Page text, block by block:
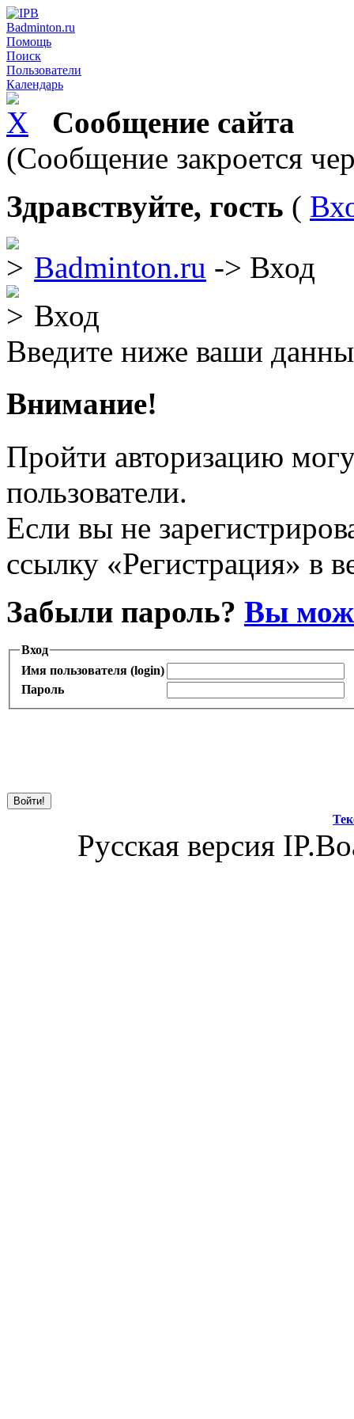
Badminton.ru
Помощь
Поиск
Пользователи
Календарь
Сообщение сайта
(Сообщение закроется
Здравствуйте, гость (
Badminton.ru -> Вход
Вход
Введите ниже ваши
Внимание!
Пройти авторизацию
пользователи.
Если вы не
ссылку «Регистрация» в
Забыли пароль? Вы
Вход
Имя пользователя (login)
Пароль
Русская версия